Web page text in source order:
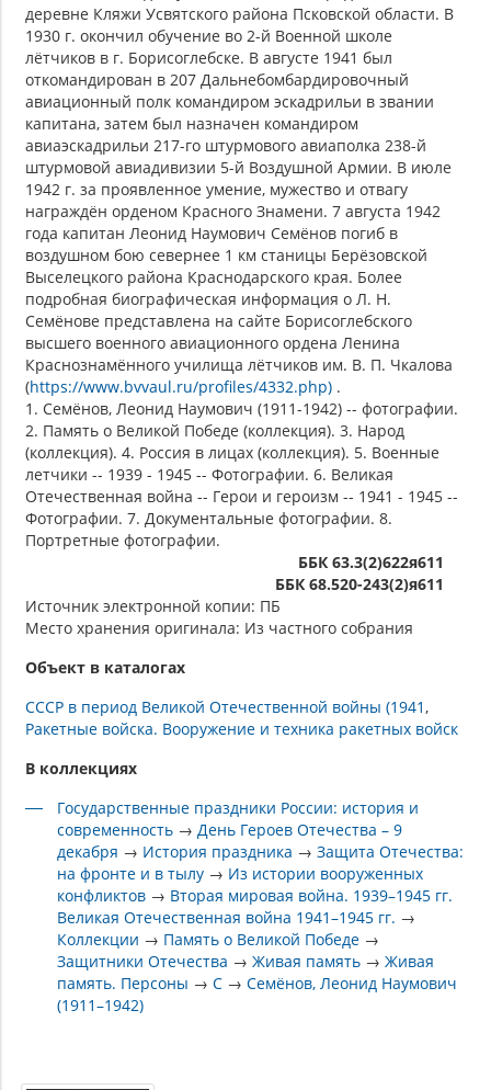
деревне Кляжи Усвятского района Псковской области. В
1930 г. окончил обучение во 2-й Военной школе
лётчиков в г. Борисоглебске. В августе 1941 был
откомандирован в 207 Дальнебомбардировочный
авиационный полк командиром эскадрильи в звании
капитана, затем был назначен командиром
авиаэскадрильи 217-го штурмового авиаполка 238-й
штурмовой авиадивизии 5-й Воздушной Армии. В июле
1942 г. за проявленное умение, мужество и отвагу
награждён орденом Красного Знамени. 7 августа 1942
года капитан Леонид Наумович Семёнов погиб в
воздушном бою севернее 1 км станицы Берёзовской
Выселецкого района Краснодарского края. Более
подробная биографическая информация о Л. Н.
Семёнове представлена на сайте Борисоглебского
высшего военного авиационного ордена Ленина
Краснознамённого училища лётчиков им. В. П. Чкалова
(https://www.bvvaul.ru/profiles/4332.php) .
1. Семёнов, Леонид Наумович (1911-1942) -- фотографии.
2. Память о Великой Победе (коллекция). 3. Народ
(коллекция). 4. Россия в лицах (коллекция). 5. Военные
летчики -- 1939 - 1945 -- Фотографии. 6. Великая
Отечественная война -- Герои и героизм -- 1941 - 1945 --
Фотографии. 7. Документальные фотографии. 8.
Портретные фотографии.
ББК 63.3(2)622я611
ББК 68.520-243(2)я611
Источник электронной копии: ПБ
Место хранения оригинала: Из частного собрания
Объект в каталогах
СССР в период Великой Отечественной войны (1941
Ракетные войска. Вооружение и техника ракетных войск
В коллекциях
Государственные праздники России: история и
современность →День Героев Отечества – 9
декабря → История праздника →Защита Отечества:
на фронте и в тылу → Из истории вооруженных
конфликтов → Вторая мировая война. 1939–1945 гг.
Великая Отечественная война 1941–1945 гг. →
Коллекции → Память о Великой Победе →
Защитники Отечества →Живая память →Живая
память. Персоны →С →Семёнов, Леонид Наумович
(1911–1942)